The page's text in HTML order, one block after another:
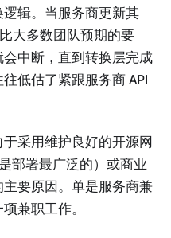
辑。当服务商更新其
大多数团队预期的要
中断，直到转换层完成
低估了紧跟服务商 API
采用维护良好的开源网
部署最广泛的）或商业
要原因。单是服务商兼
兼职工作。